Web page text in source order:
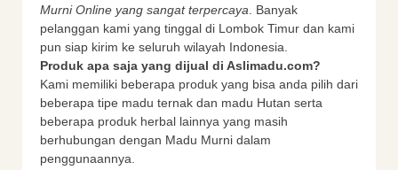
Murni Online yang sangat terpercaya. Banyak
pelanggan kami yang tinggal di Lombok Timur dan kami
pun siap kirim ke seluruh wilayah Indonesia.
Produk apa saja yang dijual di Aslimadu.com?
Kami memiliki beberapa produk yang bisa anda pilih dari
beberapa tipe madu ternak dan madu Hutan serta
beberapa produk herbal lainnya yang masih
berhubungan dengan Madu Murni dalam
penggunaannya.